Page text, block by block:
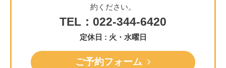
約ください。
TEL：022-344-6420
定休日 : 火・水曜日
ご予約フォーム